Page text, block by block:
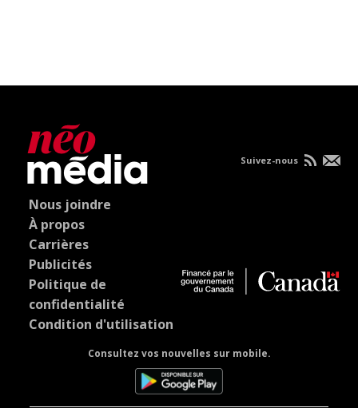
Nous joindre
À propos
Carrières
Publicités
Politique de
confidentialité
Condition d'utilisation
Consultez vos nouvelles sur mobile.
Suivez-nous